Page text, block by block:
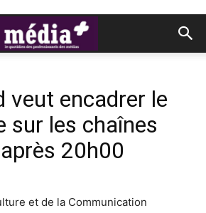
veut encadrer le
sur les chaînes
20h00
et de la Communication